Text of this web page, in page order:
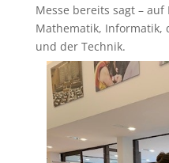
Messe bereits sagt –
Mathematik, Informatik,
und der Technik.